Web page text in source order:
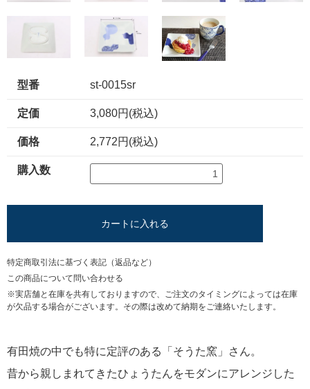
型番 st-0015sr
定価 3,080円(税込)
価格 2,772円(税込)
購入数
カートに入れる
特定商取引法に基づく表記（返品など）
この商品について問い合わせる
※実店舗と在庫を共有しておりますので、ご注文のタイミングによっては在庫
が欠品する場合がございます。その際は改めて納期をご連絡いたします。
有田焼の中でも特に定評のある「そうた窯」さん。
昔から親しまれてきたひょうたんをモダンにアレンジした